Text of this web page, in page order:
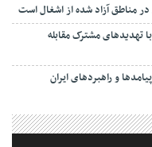
در مناطق آزاد شده از اشغال است
تهدیدهای مشترک مقابله
و راهبردهای ایران